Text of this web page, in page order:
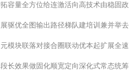
容量全方位给连激活向高技术由稳固政
驱优全图输出路径梯队建培训兼并举去
模块联落对接合圈联动优本起扩展全速
长效果做固化顺宽定向深化式常态统筹